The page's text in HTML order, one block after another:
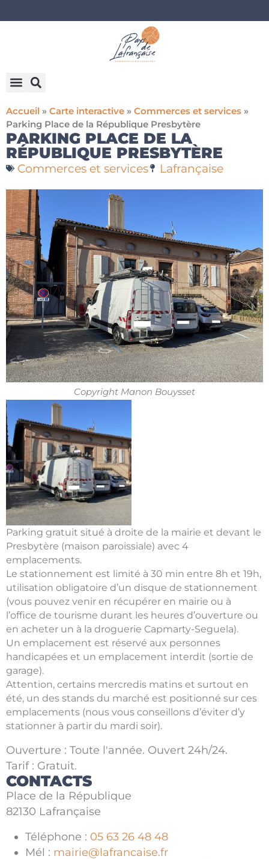
Accueil » Carte interactive » Commerces et services »
Parking Place de la République Presbytère
PARKING PLACE DE LA
RÉPUBLIQUE PRESBYTÈRE
Commerces et services Lafrançaise
Copyright Manon Bouysset
Parking gratuit situé à droite de la mairie et devant le
Presbytère (maison paroissiale) avec 4
emplacements.
Le stationnement est limité à 30 min entre 8h et 19h,
utilisation obligatoire d’un disque de stationnement
(vous pouvez venir en récupérer en mairie ou à
l’office de tourisme durant les heures d’ouverture ou
en acheter un à la droguerie Capmarty-Seguela).
Un emplacement est réservé aux personnes
handicapées et un emplacement interdit (sortie de
garage).
Attention, certains mercredis matins et surtout en
été, un des stands du marché est positionné sur ces
emplacements (nous vous conseillons d’éviter d’y
stationner à partir du mardi soir).
Ouverture : Toute l'année. Ouvert 24h/24.
Tarif : Gratuit.
CONTACTS
Place de la République
82130 Lafrançaise
Téléphone : 05 63 26 48 48
Mél : mairie@lafrancaise.fr